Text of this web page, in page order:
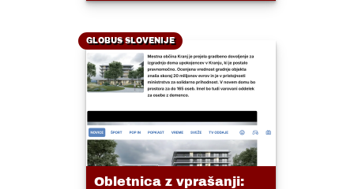
GLOBUS SLOVENIJE
Obletnica z vprašanji: